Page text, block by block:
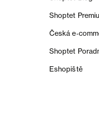
Shoptet
Česká
Shoptet
Eshopiště